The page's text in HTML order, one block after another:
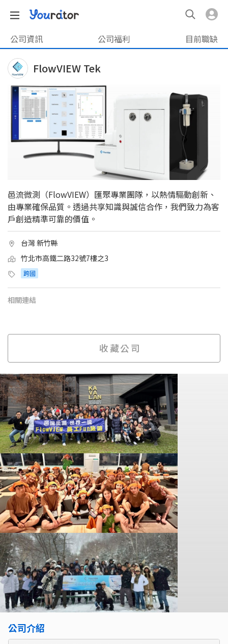
公司資訊 公司福利 目前職缺
FlowVIEW Tek
邑流微測（FlowVIEW）匯聚專業團隊，以熱情驅動創新、
由專業確保品質。透過共享知識與誠信合作，我們致力為客
戶創造精準可靠的價值。
台灣 新竹縣
竹北市高鐵二路32號7樓之3
跨國
相關連結
收藏公司
公司介紹